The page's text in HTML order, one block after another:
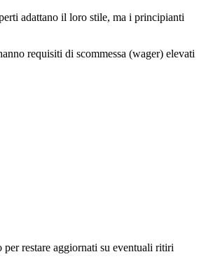
adattano il loro stile, ma i principianti
requisiti di scommessa (wager) elevati
restare aggiornati su eventuali ritiri